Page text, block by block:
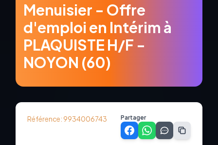
Menuisier - Offre
d'emploi en Intérim à
PLAQUISTE H/F -
NOYON (60)
Référence: 9934006743 Partager